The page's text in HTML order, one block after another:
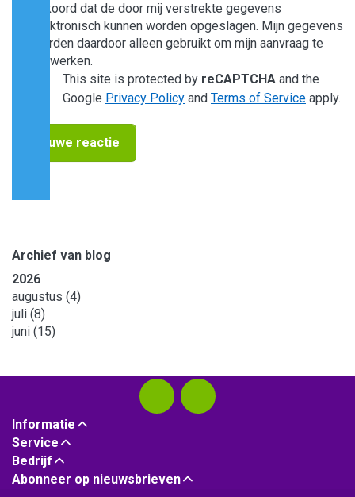
akkoord dat de door mij verstrekte gegevens
elektronisch kunnen worden opgeslagen. Mijn gegevens
worden daardoor alleen gebruikt om mijn aanvraag te
verwerken.
This site is protected by reCAPTCHA and the
Google Privacy Policy and Terms of Service apply.
Nieuwe reactie
Archief van blog
2026
augustus (4)
juli (8)
juni (15)
Informatie
Service
Bedrijf
Abonneer op nieuwsbrieven